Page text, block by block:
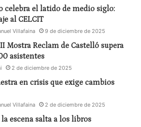
celebra el latido de medio siglo:
al CELCIT
Villafaina 9 de diciembre de 2025
Mostra Reclam de Castelló supera
asistentes
2 de diciembre de 2025
en crisis que exige cambios
Villafaina 2 de diciembre de 2025
escena salta a los libros